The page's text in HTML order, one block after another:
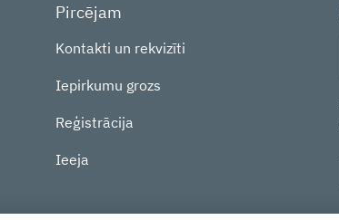
Pircējam
Kontakti un rekvizīti
Iepirkumu grozs
Reģistrācija
Ieeja